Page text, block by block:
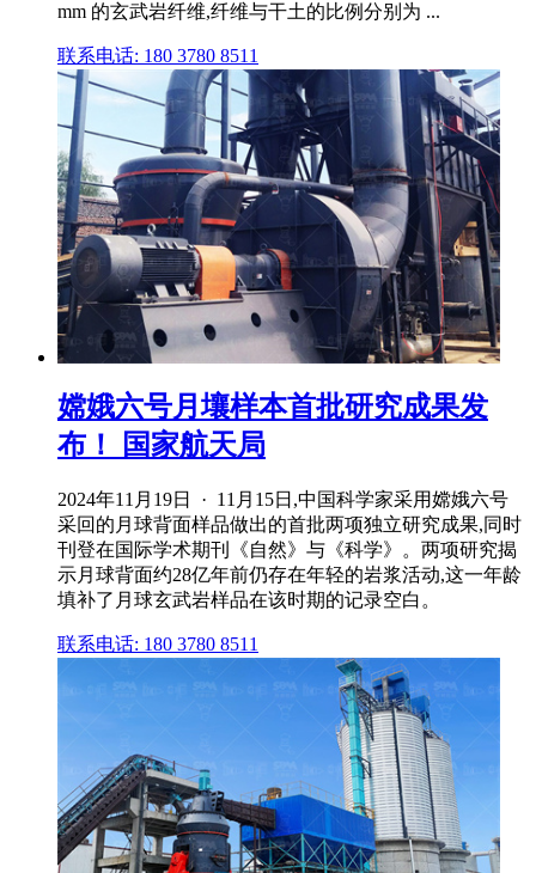
mm 的玄武岩纤维,纤维与干土的比例分别为 ...
联系电话: 180 3780 8511
嫦娥六号月壤样本首批研究成果发
布！ 国家航天局
2024年11月19日 · 11月15日,中国科学家采用嫦娥六号
采回的月球背面样品做出的首批两项独立研究成果,同时
刊登在国际学术期刊《自然》与《科学》。两项研究揭
示月球背面约28亿年前仍存在年轻的岩浆活动,这一年龄
填补了月球玄武岩样品在该时期的记录空白。
联系电话: 180 3780 8511